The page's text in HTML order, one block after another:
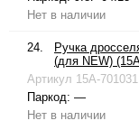
Нет в наличии
24.
Ручка
(для NEW)
Артикул 15A-701031
Паркод: —
Нет в наличии